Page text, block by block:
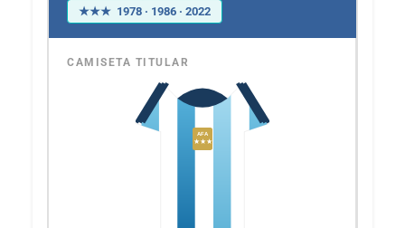
★★★ 1978 · 1986 · 2022
CAMISETA TITULAR
AFA
★★★